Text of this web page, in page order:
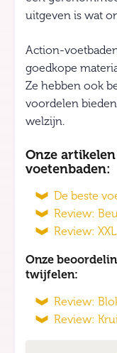
uitgeven is wat
Action-
goedkope
Ze hebben ook
voordelen
welzijn.
Onze
voetenbaden:
De beste
Review:
Review:
Onze
twijfelen:
Review:
Review: